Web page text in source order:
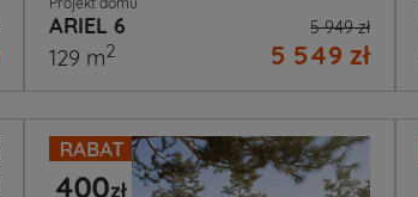
ARIEL 6 5 949 zł
5 549 zł
129 m2